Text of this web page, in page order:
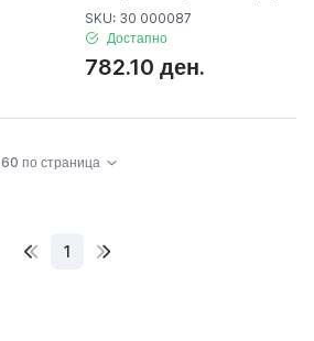
SKU: 30 000087
Достапно
782.10 ден.
60 по страница
1